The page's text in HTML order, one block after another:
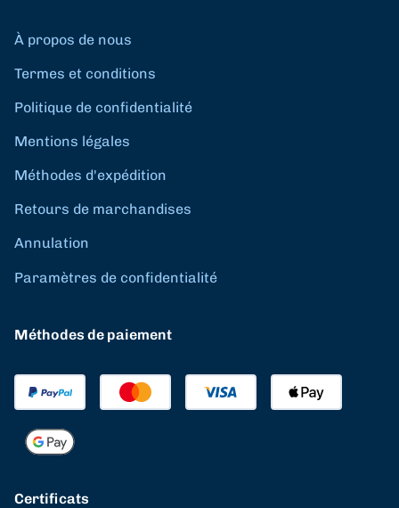
À propos de nous
Termes et conditions
Politique de confidentialité
Mentions légales
Méthodes d'expédition
Retours de marchandises
Annulation
Paramètres de confidentialité
Méthodes de paiement
Certificats